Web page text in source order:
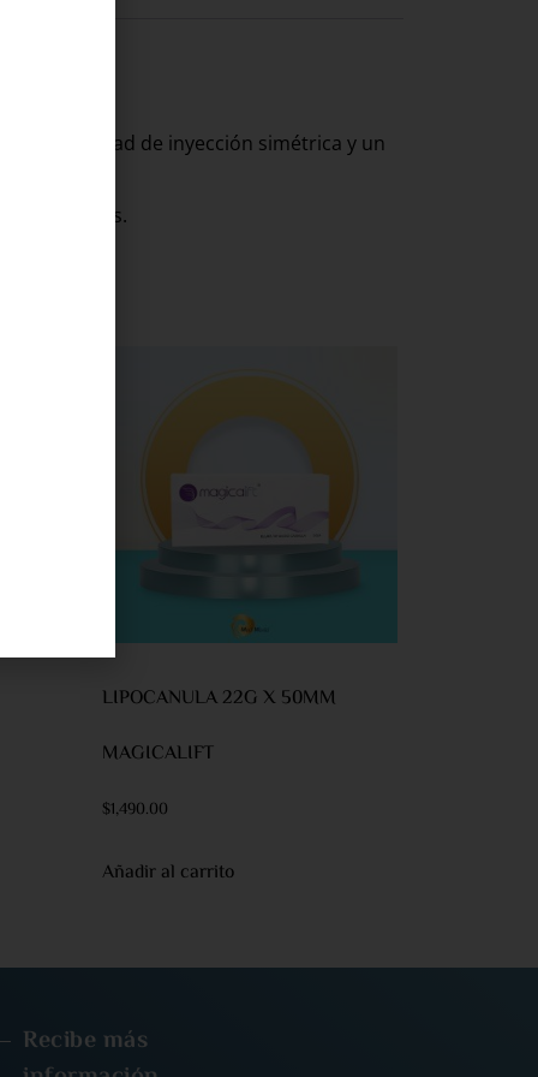
profundidad de inyección simétrica y un
y los senos.
LIPOCANULA 22G X 50MM
MAGICALIFT
$1,490.00
Añadir al carrito
Recibe más